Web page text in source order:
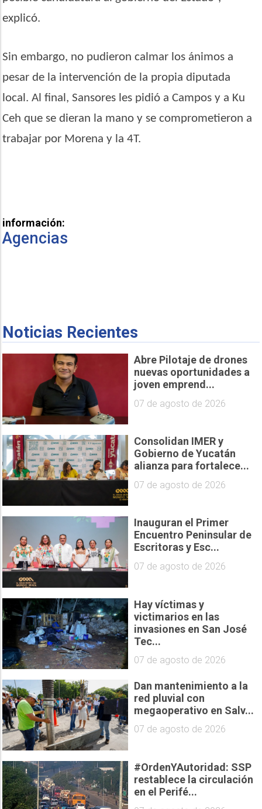
explicó.
Sin embargo, no pudieron calmar los ánimos a
pesar de la intervención de la propia diputada
local. Al final, Sansores les pidió a Campos y a Ku
Ceh que se dieran la mano y se comprometieron a
trabajar por Morena y la 4T.
información:
Agencias
Noticias Recientes
Abre Pilotaje de drones
nuevas oportunidades a
joven emprend...
07 de agosto de 2026
Consolidan IMER y
Gobierno de Yucatán
alianza para fortalece...
07 de agosto de 2026
Inauguran el Primer
Encuentro Peninsular de
Escritoras y Esc...
07 de agosto de 2026
Hay víctimas y
victimarios en las
invasiones en San José
Tec...
07 de agosto de 2026
Dan mantenimiento a la
red pluvial con
megaoperativo en Salv...
07 de agosto de 2026
#OrdenYAutoridad: SSP
restablece la circulación
en el Perifé...